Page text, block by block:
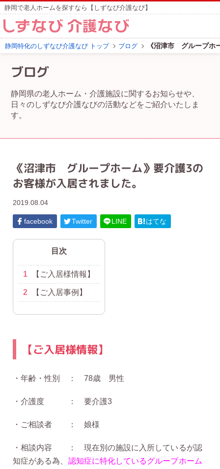
静岡で老人ホームを探すなら【しずなび介護なび】
静岡特化のしずなび介護なび トップ ブログ 《沼津市 グループホ
ブログ
静岡県の老人ホーム・介護施設に関するお知らせや、
日々のしずなび介護なびの活動などをご紹介いたしま
す。
《沼津市 グループホーム》要介護3の
お客様が入居されました。
2019.08.04
facebook Twitter LINE はてな
目次
1 【ご入居様情報】
2 【ご入居事例】
【ご入居様情報】
・年齢・性別 ： 78歳 男性
・介護度 ： 要介護3
・ご相談者 ： 娘様
・相談内容 ： 現在別の施設に入所しているが認
知症がある為、 認知症に特化しているグループホーム